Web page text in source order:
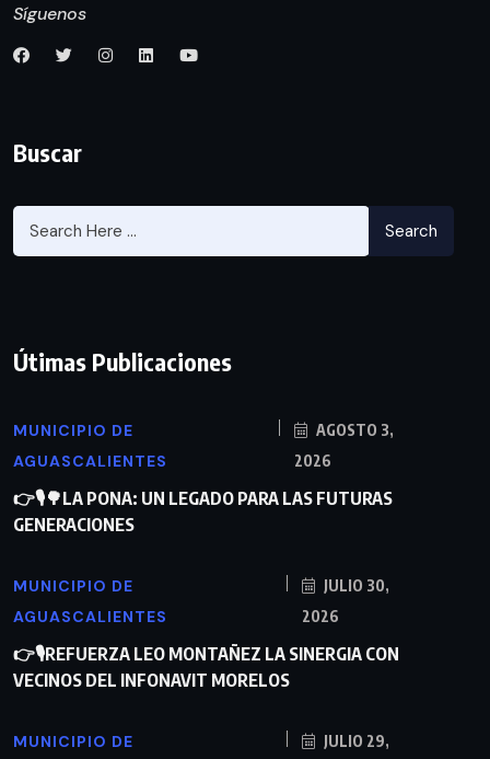
Síguenos
Buscar
Search
Útimas Publicaciones
MUNICIPIO DE
AGUASCALIENTES
AGOSTO 3,
2026
👉🎙🌳LA PONA: UN LEGADO PARA LAS FUTURAS
GENERACIONES
MUNICIPIO DE
AGUASCALIENTES
JULIO 30,
2026
👉🎙REFUERZA LEO MONTAÑEZ LA SINERGIA CON
VECINOS DEL INFONAVIT MORELOS
MUNICIPIO DE
JULIO 29,